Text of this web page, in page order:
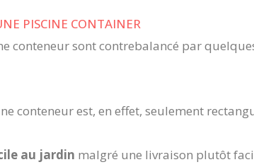
PISCINE CONTAINER
conteneur sont contrebalancé par
conteneur est, en effet, seulement
au jardin malgré une livraison plutôt